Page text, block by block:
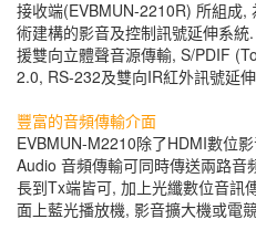
接收端(EVBMUN-2210R) 所組成,
術建構的影音及控制訊號延伸系
援雙向立體聲音源傳輸, S/PDIF
2.0, RS-232及雙向IR紅外訊號延
豐富的音頻傳輸介面
EVBMUN-M2210除了HDMI數位
Audio 音頻傳輸可同時傳送兩路
長到Tx端皆可, 加上光纖數位音訊
面上藍光播放機, 影音擴大機或電